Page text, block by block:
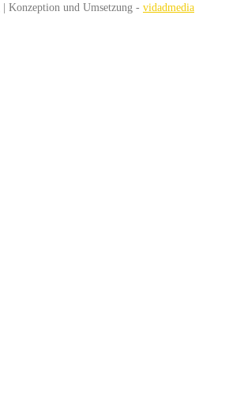
Konzeption und Umsetzung - vidadmedia